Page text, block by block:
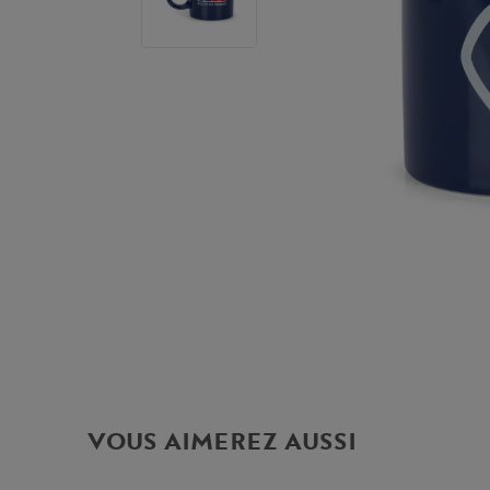
VOUS AIMEREZ AUSSI